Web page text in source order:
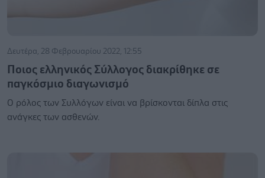
Δευτέρα, 28 Φεβρουαρίου 2022, 12:55
Ποιος ελληνικός Σύλλογος διακρίθηκε σε
παγκόσμιο διαγωνισμό
Ο ρόλος των Συλλόγων είναι να βρίσκονται δίπλα στις
ανάγκες των ασθενών.